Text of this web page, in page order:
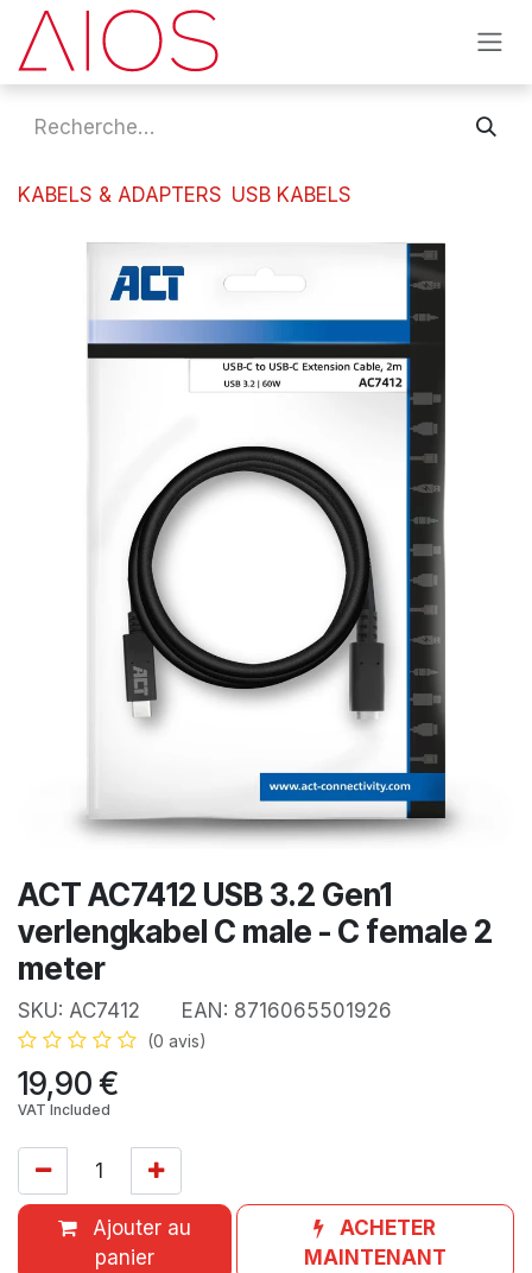
Se rendre au contenu
KABELS & ADAPTERS USB KABELS
ACT AC7412 USB 3.2 Gen1
verlengkabel C male - C female 2
meter
SKU: AC7412 EAN: 8716065501926
(0 avis)
19,90€
VAT Included
Ajouter au
panier
ACHETER
MAINTENANT